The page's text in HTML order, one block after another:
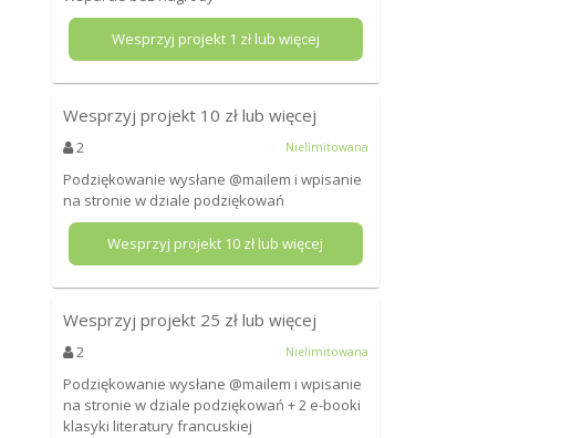
Wesprzyj projekt 1 zł lub więcej
Wesprzyj projekt 10 zł lub więcej
2 Nielimitowana
Podziękowanie wysłane @mailem i wpisanie
na stronie w dziale podziękowań
Wesprzyj projekt 10 zł lub więcej
Wesprzyj projekt 25 zł lub więcej
2 Nielimitowana
Podziękowanie wysłane @mailem i wpisanie
na stronie w dziale podziękowań + 2 e-booki
klasyki literatury francuskiej